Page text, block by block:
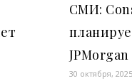
СМИ:
30 октября, 2025